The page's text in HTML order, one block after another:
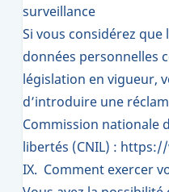
surveillance
Si vous considérez
données personnelles
législation en vigueur,
d’introduire une
Commission nationale
libertés (CNIL) :
IX. Comment exercer